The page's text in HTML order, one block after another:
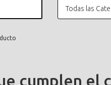
Todas las
cumplen el